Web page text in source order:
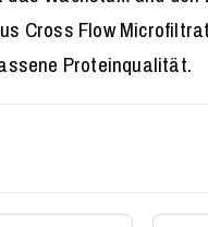
Cross Flow
Proteinqualität.